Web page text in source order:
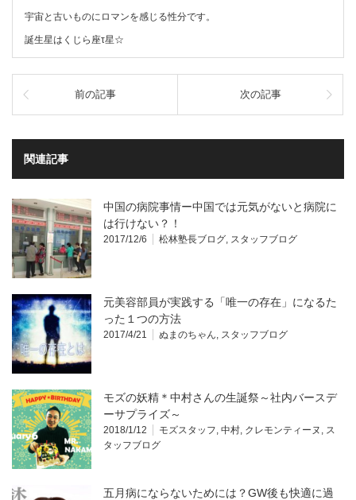
宇宙と古いものにロマンを感じる性分です。
誕生星はくじら座τ星☆
前の記事 次の記事
関連記事
中国の病院事情ー中国では元気がないと病院に
は行けない？！
2017/12/6 松林塾長ブログ スタッフブログ
元美容部員が実践する「唯一の存在」になるた
った１つの方法
2017/4/21 ぬまのちゃん スタッフブログ
モズの妖精＊中村さんの生誕祭～社内バースデ
ーサプライズ～
2018/1/12 モズスタッフ 中村 クレモンティーヌ
ス
タッフブログ
五月病にならないためには？GW後も快適に過